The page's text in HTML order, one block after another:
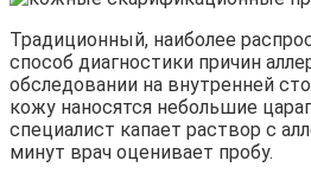
Традиционный, наиболее
способ диагностики причин
обследовании на внутренней
кожу наносятся небольшие
специалист капает раствор с
минут врач оценивает пробу.